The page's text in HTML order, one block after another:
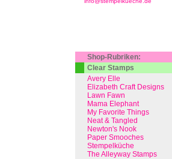
Shop-Rubriken:
Clear Stamps
Avery Elle
Elizabeth Craft Designs
Lawn Fawn
Mama Elephant
My Favorite Things
Neat & Tangled
Newton's Nook
Paper Smooches
Stempelküche
The Alleyway Stamps